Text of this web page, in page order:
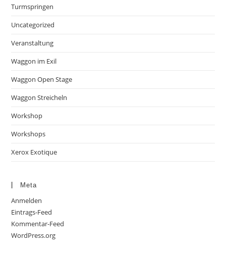
Turmspringen
Uncategorized
Veranstaltung
Waggon im Exil
Waggon Open Stage
Waggon Streicheln
Workshop
Workshops
Xerox Exotique
Meta
Anmelden
Eintrags-Feed
Kommentar-Feed
WordPress.org